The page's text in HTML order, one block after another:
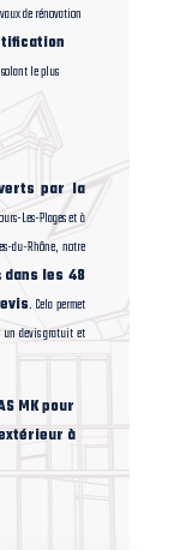
de rénovation
le plus
par la
Les-Plages et à
du-Rhône, notre
dans les 48
. Cela permet
un devis gratuit et
MK pour
à